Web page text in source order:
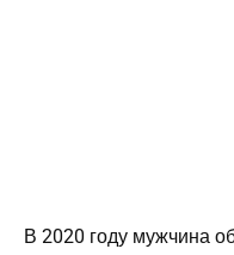
В 2020 году мужчина